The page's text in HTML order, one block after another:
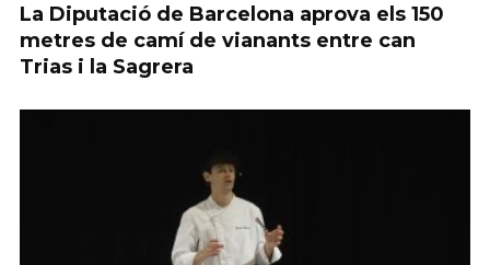
La Diputació de Barcelona aprova els 150
metres de camí de vianants entre can
Trias i la Sagrera